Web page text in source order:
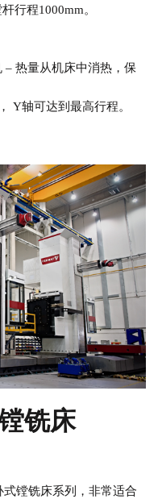
行程1000mm。
热量从机床中消热，保
Y轴可达到最高行程。
铣床
镗铣床系列，非常适合